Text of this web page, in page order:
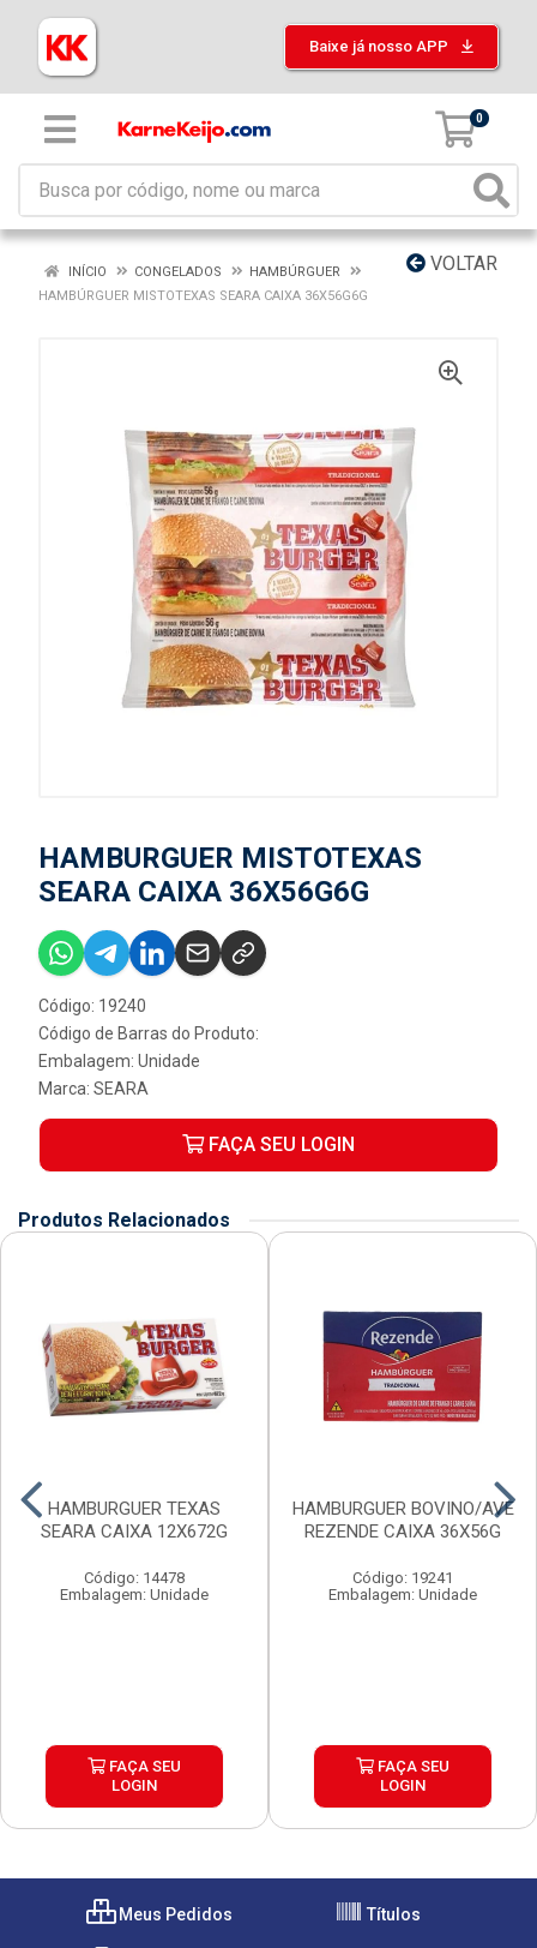
Baixe já nosso APP
0
VOLTAR
INÍCIO CONGELADOS
HAMBÚRGUER
HAMBÚRGUER MISTOTEXAS SEARA CAIXA 36X56G6G
HAMBURGUER MISTOTEXAS
SEARA CAIXA 36X56G6G
Código: 19240
Código de Barras do Produto:
Embalagem: Unidade
Marca: SEARA
FAÇA SEU LOGIN
Produtos Relacionados
HAMBURGUER TEXAS
SEARA CAIXA 12X672G
Código: 14478
Embalagem: Unidade
FAÇA SEU
LOGIN
HAMBURGUER BOVINO/AVE
REZENDE CAIXA 36X56G
Código: 19241
Embalagem: Unidade
FAÇA SEU
LOGIN
Meus Pedidos Títulos